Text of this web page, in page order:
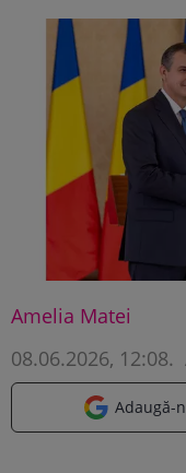
Amelia Matei
08.06.2026, 12:08.
Adaugă-